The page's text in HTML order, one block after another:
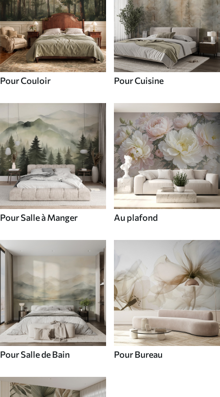
Pour Couloir Pour Cuisine
Pour Salle à Manger Au plafond
Pour Salle de Bain Pour Bureau